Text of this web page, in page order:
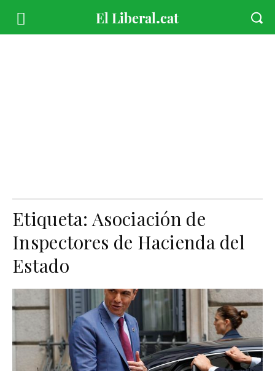
Etiqueta:Asociación de
Inspectores de Hacienda del
Estado